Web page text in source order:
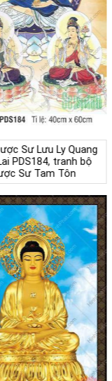
Sư Lưu Ly Quang
PDS184, tranh bộ
Sư Tam Tôn